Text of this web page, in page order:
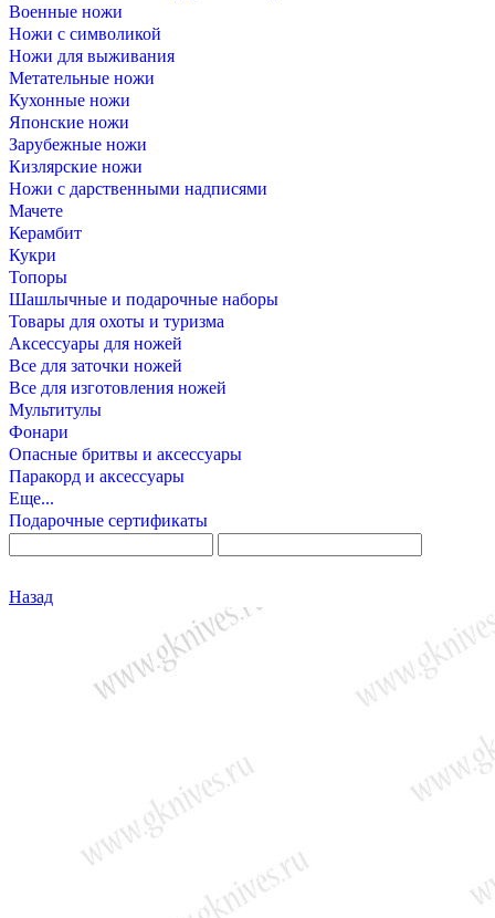
Военные ножи
Ножи с символикой
Ножи для выживания
Метательные ножи
Кухонные ножи
Японские ножи
Зарубежные ножи
Кизлярские ножи
Ножи с дарственными надписями
Мачете
Керамбит
Кукри
Топоры
Шашлычные и подарочные наборы
Товары для охоты и туризма
Аксессуары для ножей
Все для заточки ножей
Все для изготовления ножей
Мультитулы
Фонари
Опасные бритвы и аксессуары
Паракорд и аксессуары
Еще...
Подарочные сертификаты
Назад